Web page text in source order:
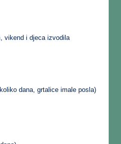
vikend i djeca izvodila
dana, grtalice imale posla)